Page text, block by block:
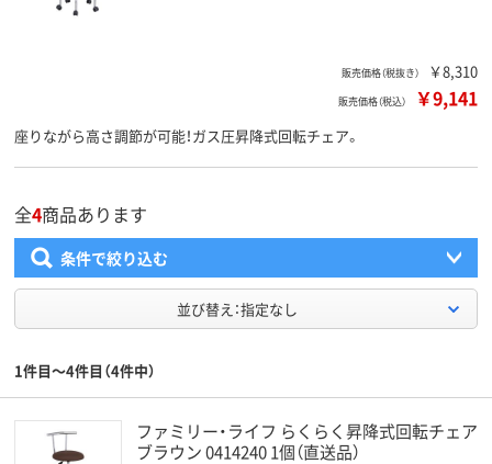
販売価格（税抜き） ￥8,310
販売価格（税込） ￥9,141
座りながら高さ調節が可能！ガス圧昇降式回転チェア。
全4商品あります
条件で絞り込む
並び替え：指定なし
1件目～4件目（4件中）
ファミリー・ライフ らくらく昇降式回転チェア
ブラウン 0414240 1個（直送品）